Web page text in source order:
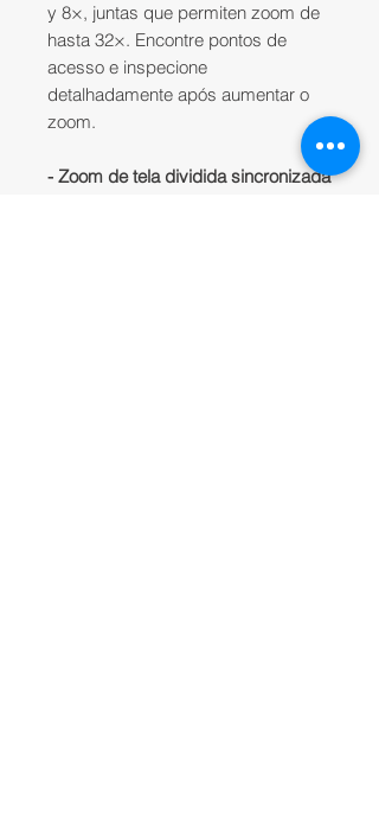
y 8×, juntas que permiten zoom de
hasta 32×. Encontre pontos de
acesso e inspecione
detalhadamente após aumentar o
zoom.
- Zoom de tela dividida sincronizada